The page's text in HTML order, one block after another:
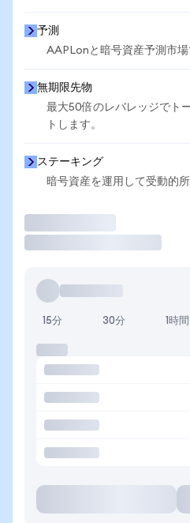
予測
AAPLonと暗号資産予測市場
無期限先物
最大50倍のレバレッジでト
トします。
ステーキング
暗号資産を運用して受動的
15分 30分 1時間